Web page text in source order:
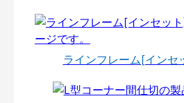
ラインフレーム[インセ